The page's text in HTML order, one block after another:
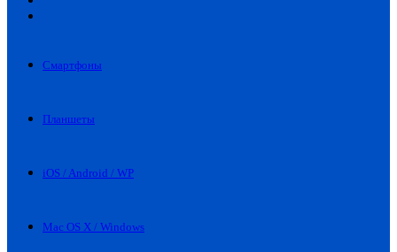
Смартфоны
Планшеты
iOS / Android / WP
Mac OS X / Windows